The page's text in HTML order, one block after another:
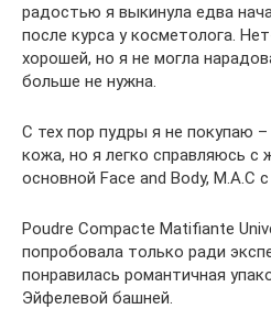
радостью я выкинула едва
после курса у косметолога.
хорошей, но я не могла
больше не нужна.
С тех пор пудры я не покупаю
кожа, но я легко справляюсь с
основной Face and Body,
Poudre Compacte Matifiante
попробовала только ради
понравилась романтичная
Эйфелевой башней.